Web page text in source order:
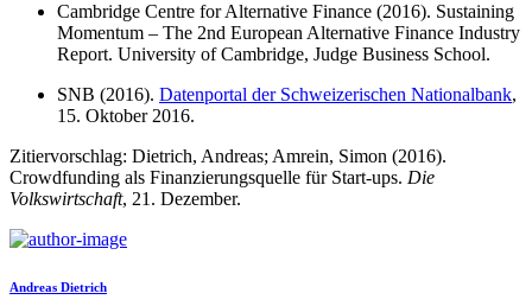
Cambridge Centre for Alternative Finance (2016). Sustaining
Momentum – The 2nd European Alternative Finance Industry
Report. University of Cambridge, Judge Business School.
SNB (2016). Datenportal der Schweizerischen Nationalbank,
15. Oktober 2016.
Zitiervorschlag: Dietrich, Andreas; Amrein, Simon (2016).
Crowdfunding als Finanzierungsquelle für Start-ups. Die
Volkswirtschaft, 21. Dezember.
Andreas Dietrich